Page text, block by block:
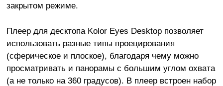
закрытом режиме.
Плеер для десктопа Kolor Eyes Desktop позволяет
использовать разные типы проецирования
(сферическое и плоское), благодаря чему можно
просматривать и панорамы с большим углом охвата
(а не только на 360 градусов). В плеер встроен набор